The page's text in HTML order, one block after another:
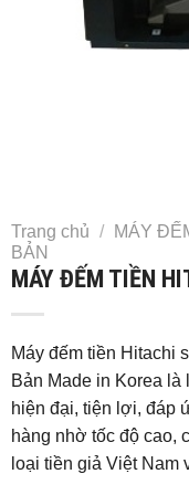
Trang chủ / MÁY
BẢN
MÁY ĐẾM TIỀN
Máy đếm tiền Hitachi
Bản Made in Korea là
hiện đại, tiện lợi, đáp
hàng nhờ tốc độ cao,
loại tiền giả Việt Nam